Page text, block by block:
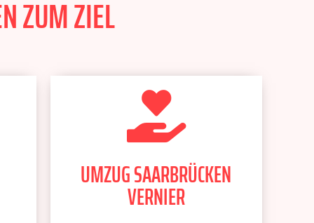
ZUM ZIEL
UMZUG SAARBRÜCKEN
VERNIER